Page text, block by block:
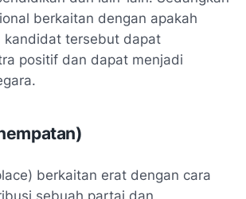
berkaitan dengan apakah
kandidat tersebut dapat
positif dan dapat menjadi
berkaitan erat dengan cara
sebuah partai dan